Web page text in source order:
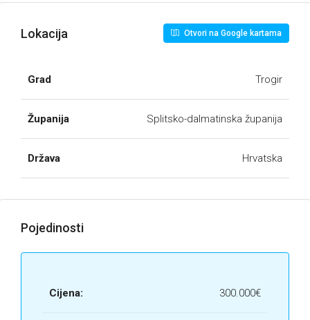
Lokacija Otvori na Google kartama
Grad Trogir
Županija Splitsko-dalmatinska županija
Država Hrvatska
Pojedinosti
Cijena: 300.000€